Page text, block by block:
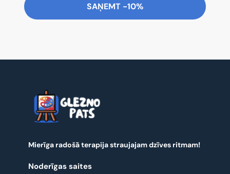
SAŅEMT -10%
Mierīga radošā terapija straujajam dzīves ritmam!
Noderīgas saites